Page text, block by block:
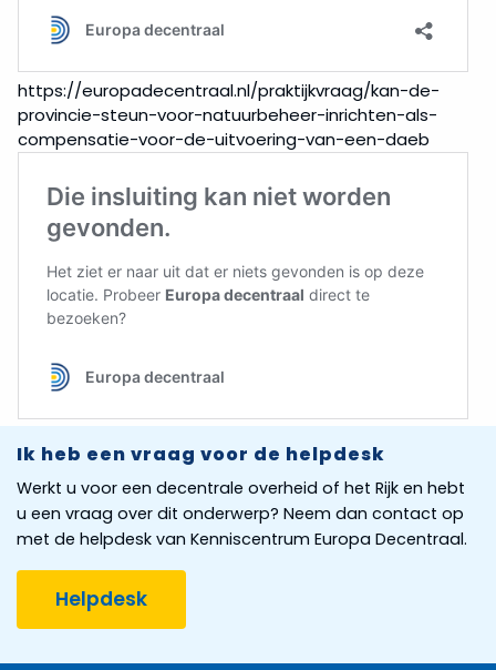
https://europadecentraal.nl/praktijkvraag/kan-de-
provincie-steun-voor-natuurbeheer-inrichten-als-
compensatie-voor-de-uitvoering-van-een-daeb
Ik heb een vraag voor de helpdesk
Werkt u voor een decentrale overheid of het Rijk en hebt
u een vraag over dit onderwerp? Neem dan contact op
met de helpdesk van Kenniscentrum Europa Decentraal.
Helpdesk